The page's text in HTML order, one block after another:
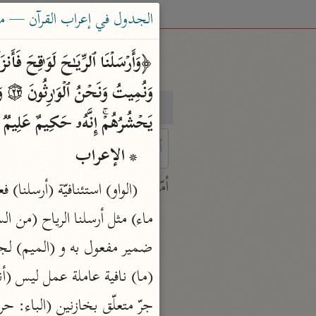
بحث
characters for results.
أمّهات
جامع البيان
ابن جرير الطبري (٣١٠ هـ)
نحو ٢٨ مجلدًا
تفسير القرآن العظيم
ابن كثير (٧٧٤ هـ)
الجدول في إعراب القرآن —
یَحۡشُرُهُمۡۚ إِنَّهُۥ حَكِیمٌ عَلِیمࣱ ۝٢٥﴾
* الإعراب
جرّ متعلّق بخازنين